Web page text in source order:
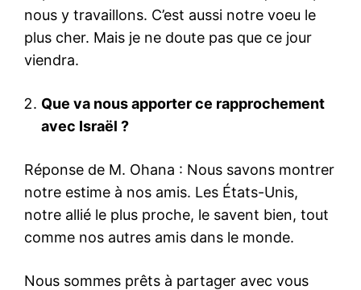
nous y travaillons. C’est aussi notre voeu le
plus cher. Mais je ne doute pas que ce jour
viendra.
Que va nous apporter ce rapprochement
avec Israël ?
Réponse de M. Ohana : Nous savons montrer
notre estime à nos amis. Les États-Unis,
notre allié le plus proche, le savent bien, tout
comme nos autres amis dans le monde.
Nous sommes prêts à partager avec vous